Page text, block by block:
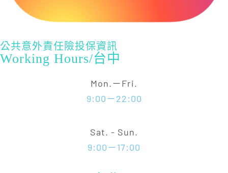
公共意外責任險投保資訊
Working Hours/台中
Mon.－Fri.
9:00－22:00
Sat. - Sun.
9:00－17:00